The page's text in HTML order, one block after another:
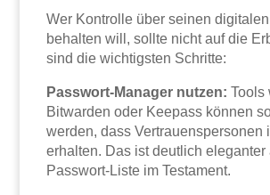
Wer Kontrolle über seinen
behalten will, sollte nicht auf die
sind die wichtigsten Schritte:
Passwort-Manager nutzen: Tools
Bitwarden oder Keepass können
werden, dass Vertrauenspersonen
erhalten. Das ist deutlich eleganter
Passwort-Liste im Testament.